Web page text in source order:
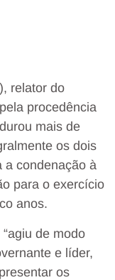
relator do
procedência
mais de
os dois
a condenação à
para o exercício
anos.
de modo
e líder,
os